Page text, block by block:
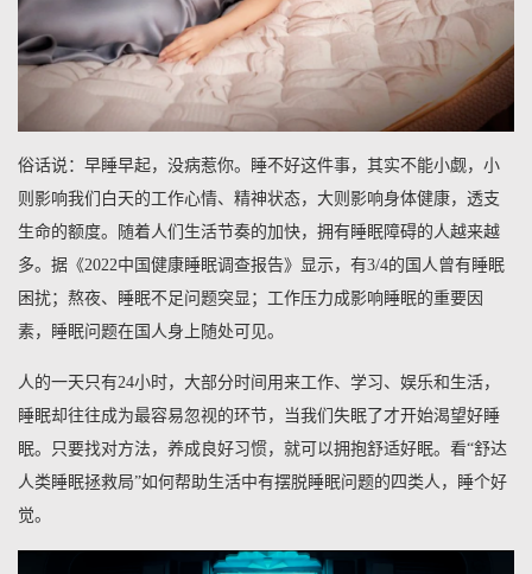
俗话说：早睡早起，没病惹你。睡不好这件事，其实不能小觑，小
则影响我们白天的工作心情、精神状态，大则影响身体健康，透支
生命的额度。随着人们生活节奏的加快，拥有睡眠障碍的人越来越
多。据《2022中国健康睡眠调查报告》显示，有3/4的国人曾有睡眠
困扰；熬夜、睡眠不足问题突显；工作压力成影响睡眠的重要因
素，睡眠问题在国人身上随处可见。
人的一天只有24小时，大部分时间用来工作、学习、娱乐和生活，
睡眠却往往成为最容易忽视的环节，当我们失眠了才开始渴望好睡
眠。只要找对方法，养成良好习惯，就可以拥抱舒适好眠。看“舒达
人类睡眠拯救局”如何帮助生活中有摆脱睡眠问题的四类人，睡个好
觉。